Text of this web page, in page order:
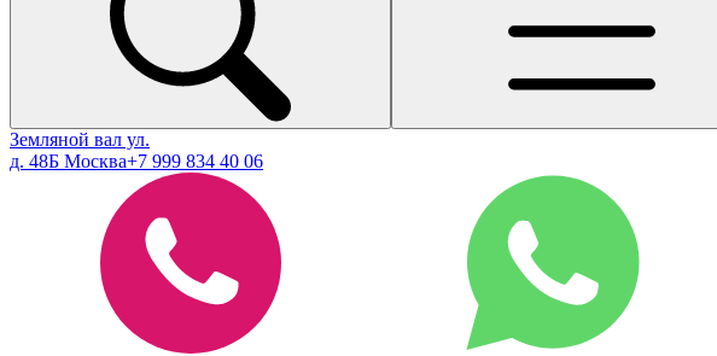
Земляной вал ул.
д. 48Б Москва+7 999 834 40 06